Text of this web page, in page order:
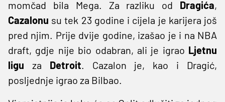
momčad bila Mega. Za razliku od Dragića,
Cazalonu su tek 23 godine i cijela je karijera još
pred njim. Prije dvije godine, izašao je i na NBA
draft, gdje nije bio odabran, ali je igrao Ljetnu
ligu za Detroit. Cazalon je, kao i Dragić,
posljednje igrao za Bilbao.